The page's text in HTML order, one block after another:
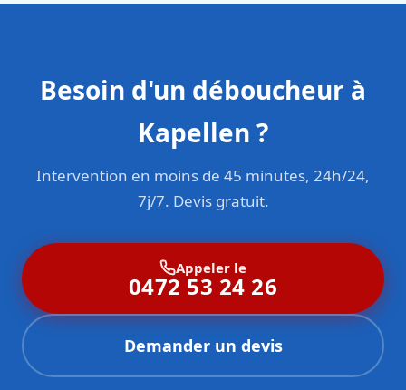
Besoin d'un déboucheur à
Kapellen ?
Intervention en moins de 45 minutes, 24h/24,
7j/7. Devis gratuit.
Appeler le
0472 53 24 26
Demander un devis